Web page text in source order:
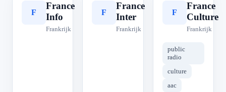
F
France
Info
Frankrijk
F
France
Inter
Frankrijk
F
France
Culture
Frankrijk
public
radio
culture
aac